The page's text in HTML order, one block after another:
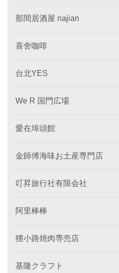
那間居酒屋 najian
喜舍咖啡
台北YES
We R 国門広場
愛在埠頭館
金師傅海味お土産専門店
叮昇旅行社有限会社
阿里棒棒
狸小路焼肉専売店
基隆クラフト